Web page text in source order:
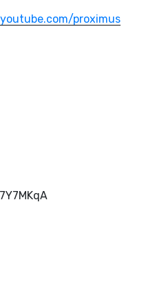
proximus